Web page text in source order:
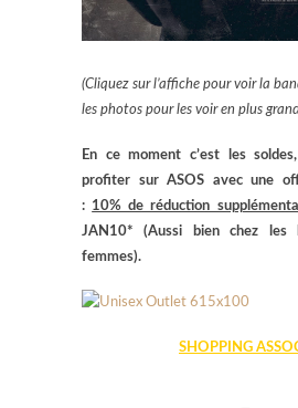
(Cliquez sur l’affiche pour voir la
les photos pour les voir en plus
En ce moment c’est les
profiter sur ASOS avec une
: 10% de réduction
JAN10* (Aussi bien chez les
femmes).
SHOPPING